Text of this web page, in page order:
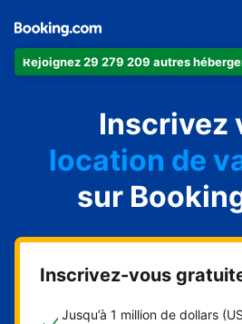
Rejoignez 29 279 209 autres
Inscrivez
hôtel
location de
auberge de
chambre
sur
Inscrivez-vous
Jusqu’à 1 million de dollars